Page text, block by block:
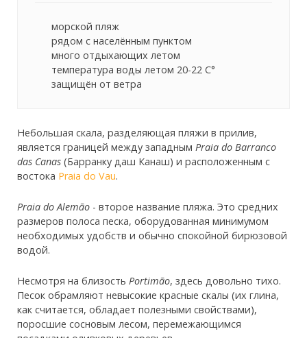
морской пляж
рядом с населённым пунктом
много отдыхающих летом
температура воды летом 20-22 C°
защищён от ветра
Небольшая скала, разделяющая пляжи в прилив,
является границей между западным Praia do Barranco
das Canas (Барранку даш Канаш) и расположенным с
востока Praia do Vau.
Praia do Alemão - второе название пляжа. Это средних
размеров полоса песка, оборудованная минимумом
необходимых удобств и обычно спокойной бирюзовой
водой.
Несмотря на близость Portimão, здесь довольно тихо.
Песок обрамляют невысокие красные скалы (их глина,
как считается, обладает полезными свойствами),
поросшие сосновым лесом, перемежающимся